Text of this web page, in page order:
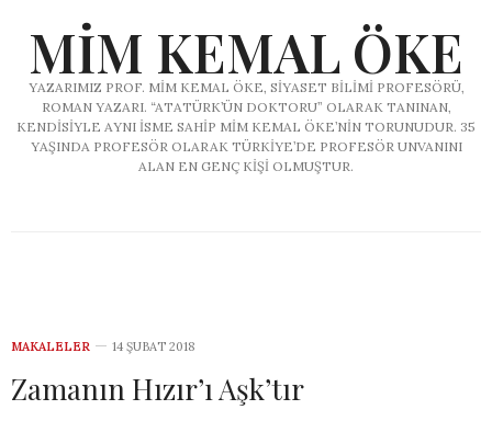
MIM KEMAL ÖKE
YAZARIMIZ PROF. MIM KEMAL ÖKE, SIYASET BILIMI PROFESÖRÜ,
ROMAN YAZARI. “ATATÜRK’ÜN DOKTORU” OLARAK TANINAN,
KENDISIYLE AYNI ISME SAHIP MIM KEMAL ÖKE’NIN TORUNUDUR. 35
YAŞINDA PROFESÖR OLARAK TÜRKIYE’DE PROFESÖR UNVANINI
ALAN EN GENÇ KIŞI OLMUŞTUR.
MAKALELER 14 ŞUBAT 2018
Zamanın Hızır’ı Aşk’tır